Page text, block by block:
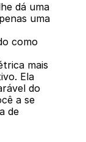
dá uma
uma
como
mais
Ela
do
a se
de